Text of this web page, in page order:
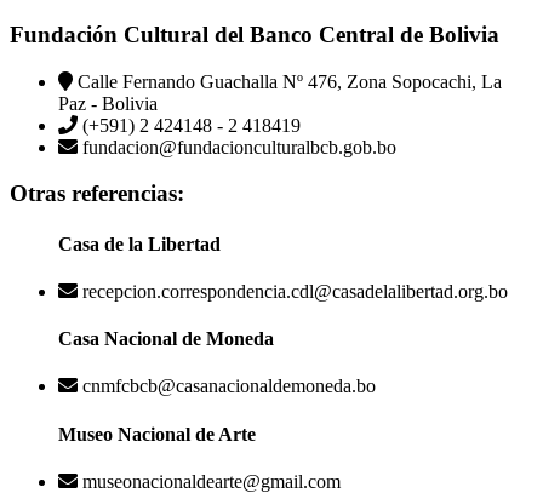
Fundación Cultural del Banco Central de Bolivia
Calle Fernando Guachalla Nº 476, Zona Sopocachi, La
Paz - Bolivia
(+591) 2 424148 - 2 418419
fundacion@fundacionculturalbcb.gob.bo
Otras referencias:
Casa de la Libertad
recepcion.correspondencia.cdl@casadelalibertad.org.bo
Casa Nacional de Moneda
cnmfcbcb@casanacionaldemoneda.bo
Museo Nacional de Arte
museonacionaldearte@gmail.com